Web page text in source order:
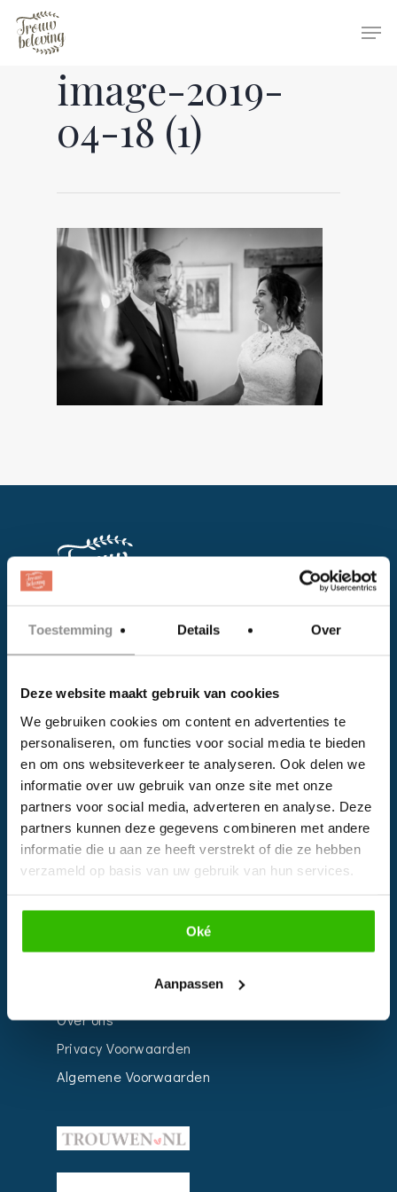
Toestemming Details Over
Deze website maakt gebruik van cookies
We gebruiken cookies om content en advertenties te
personaliseren, om functies voor social media te bieden
en om ons websiteverkeer te analyseren. Ook delen we
informatie over uw gebruik van onze site met onze
partners voor social media, adverteren en analyse. Deze
partners kunnen deze gegevens combineren met andere
informatie die u aan ze heeft verstrekt of die ze hebben
verzameld op basis van uw gebruik van hun services.
Oké
Aanpassen
Hit enter to search or ESC to close
image-2019-
04-18 (1)
EVENTS
Kalender
Bedrijven
Impressie
Weddingplanner
Over ons
Privacy Voorwaarden
Algemene Voorwaarden